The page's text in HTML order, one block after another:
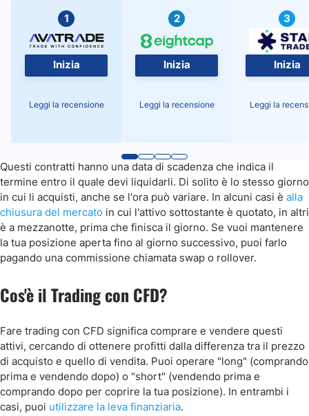
1
Inizia
Leggi la recensione
2
Inizia
Leggi la recensione
3
Inizia
Leggi la
Questi contratti hanno una data di scadenza che indica il
termine entro il quale devi liquidarli. Di solito è lo stesso giorno
in cui li acquisti, anche se l'ora può variare. In alcuni casi è alla
chiusura del mercato in cui l'attivo sottostante è quotato, in altri
è a mezzanotte, prima che finisca il giorno. Se vuoi mantenere
la tua posizione aperta fino al giorno successivo, puoi farlo
pagando una commissione chiamata swap o rollover.
Cos'è il Trading con CFD?
Fare trading con CFD significa comprare e vendere questi
attivi, cercando di ottenere profitti dalla differenza tra il prezzo
di acquisto e quello di vendita. Puoi operare "long" (comprando
prima e vendendo dopo) o "short" (vendendo prima e
comprando dopo per coprire la tua posizione). In entrambi i
casi, puoi utilizzare la leva finanziaria.